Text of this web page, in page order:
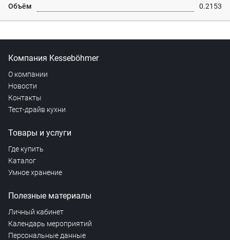
Объём 0.2153
Компания Kesseböhmer
О компании
Новости
Контакты
Тест-драйв кухни
Товары и услуги
Где купить
Каталог
Умное хранение
Полезные материалы
Личный кабинет
Календарь мероприятий
Персональные данные